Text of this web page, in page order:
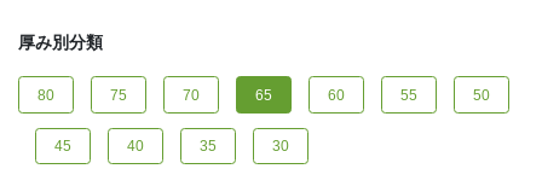
厚み別分類
80 75 70 65 60 55 50
45 40 35 30